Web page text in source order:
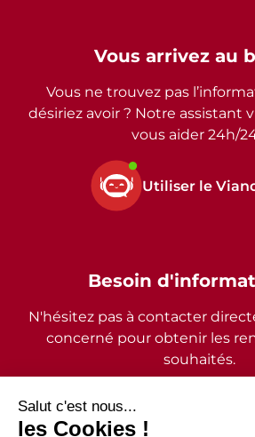
Vous arrivez au
Vous ne trouvez pas
désiriez avoir ? Notre assistant
vous aider 24h/
Utiliser le
Besoin
N'hésitez pas à contacter
concerné pour obtenir les
souhaités.
2026 - © Commune de Vianden -